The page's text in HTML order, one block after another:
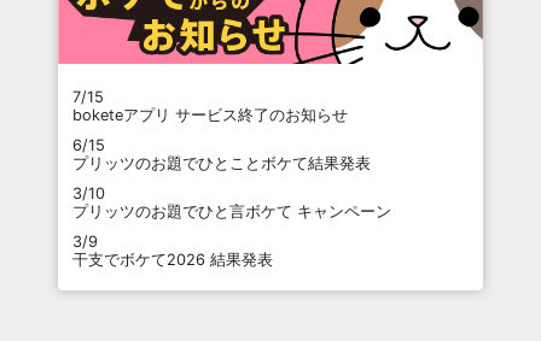
7/15
boketeアプリ サービス終了のお知らせ
6/15
プリッツのお題でひとことボケて結果発表
3/10
プリッツのお題でひと言ボケて キャンペーン
3/9
干支でボケて2026 結果発表